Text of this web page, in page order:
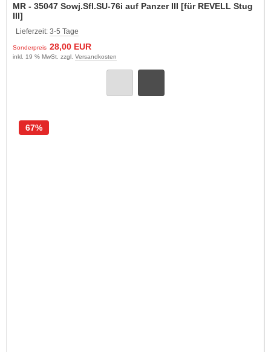
MR - 35047 Sowj.Sfl.SU-76i auf Panzer III [für REVELL Stug
III]
Lieferzeit: 3-5 Tage
Sonderpreis 28,00 EUR
inkl. 19 % MwSt. zzgl. Versandkosten
67%